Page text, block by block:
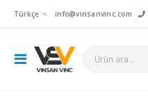
Türkçe info@vinsanvinc.com